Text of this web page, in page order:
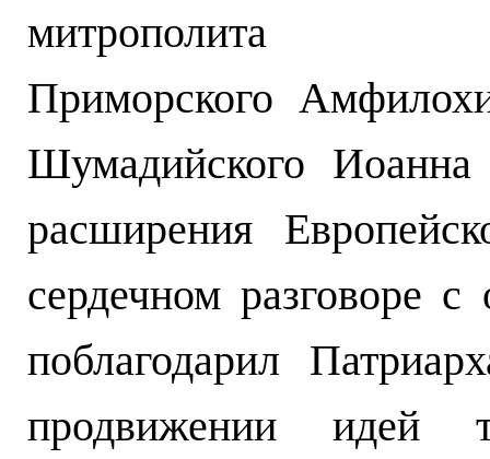
митрополита
Приморского
Шумадийского
расширения
сердечном разговоре
поблагодарил
продвижении